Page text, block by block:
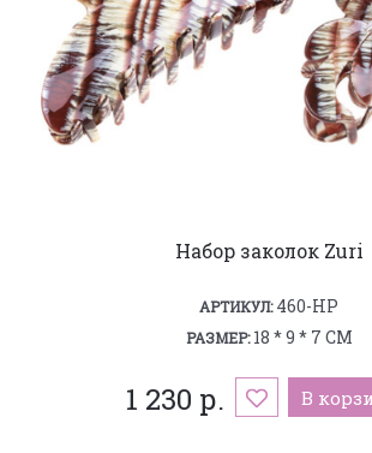
Набор заколок Zuri
АРТИКУЛ:460-HP
РАЗМЕР:18 * 9 * 7 СМ
1 230 р. В